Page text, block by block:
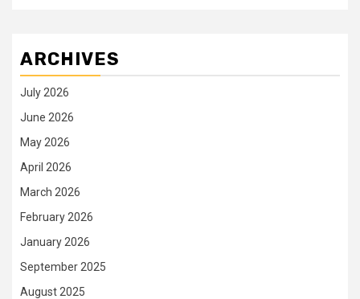
ARCHIVES
July 2026
June 2026
May 2026
April 2026
March 2026
February 2026
January 2026
September 2025
August 2025